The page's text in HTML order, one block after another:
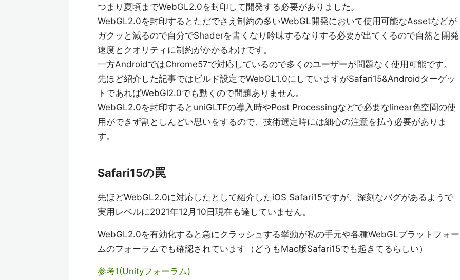
つまり夏頃までWebGL2.0を封印して開発する必要がありました。
WebGL2.0を封印するとただでさえ制約の多いWebGL開発において使用可能なAssetなどが
ガクッと減るので自分でShaderを書くなり吟味するなりする必要が出てくるので自然と開発
速度とクオリティに制約がかかるわけです。
一方AndroidではChrome57で対応しているので多くのユーザーが問題なく使用可能です。
先ほど紹介した記事ではビルド設定でWebGL1.0にしていますがSafari15&Androidターゲッ
トであればWebGl2.0でも動くので問題ありません。
WebGL2.0を封印するとuniGLTFの導入時やPost Processingなどで必要なlinear色空間の使
用ができず割としんどい思いをするので、技術選定時には細心の注意を払う必要がありま
す。
Safari15の罠
先ほどWebGL2.0に対応したとして紹介したiOS Safari15ですが、深刻なバグがあるようで
実用レベルに2021年12月10日現在も達していません。
WebGL2.0を有効化すると急にクラッシュする挙動が私の手元や各種WebGLプラットフォー
ムのフォーラムでも確認されています（どうもMac版Safari15でも起きてるらしい）
参考1(Unityフォーラム)